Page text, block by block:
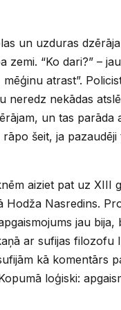
un uzduras
“Ko dari?” –
atrast”.
neredz nekādas
un tas parāda
šeit, ja pazaudēji
aiziet pat uz XIII
Hodža Nasredins.
jau bija,
ar sufijas filozofu
kā komentārs
loģiski: